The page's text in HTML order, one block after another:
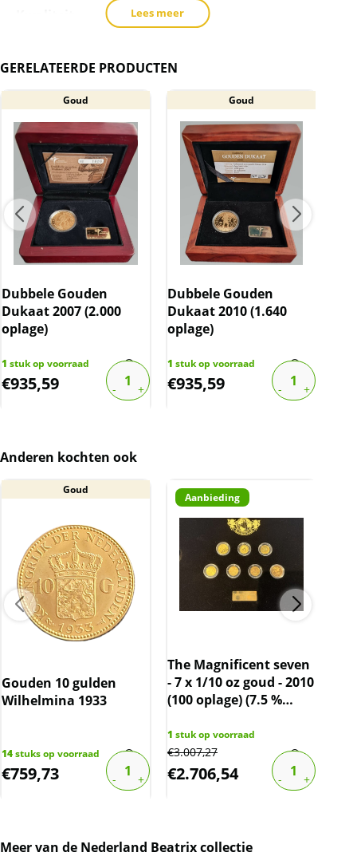
krasjes/vlekjes bevatten.
BTW
Deze gouden munten zijn vrijgesteld van btw.
Lees meer
GERELATEERDE PRODUCTEN
Goud
Dubbele Gouden
Dukaat 2007 (2.000
oplage)
1 stuk op voorraad
€935,59
Goud
Dubbele Gouden
Dukaat 2010 (1.640
oplage)
1 stuk op voorraad
€935,59
Anderen kochten ook
Goud
Gouden 10 gulden
Wilhelmina 1933
14stuks op voorraad
€759,73
Aanbieding
The Magnificent seven
- 7 x 1/10 oz goud - 2010
(100 oplage) (7.5 %
1 stuk op voorraad
€3.007,27
€2.706,54
Meer van de Nederland Beatrix collectie